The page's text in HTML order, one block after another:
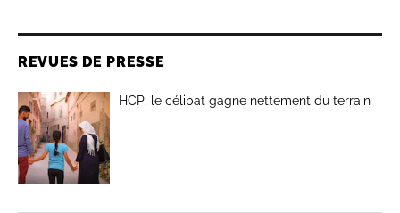
REVUES DE PRESSE
HCP: le célibat gagne nettement du terrain